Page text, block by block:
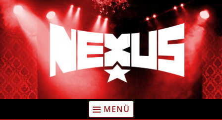
Zum
Inhalt
springen
MENÜ